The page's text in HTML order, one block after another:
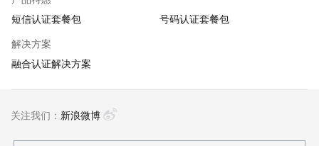
短信认证套餐包
号码认证套餐包
解决方案
融合认证解决方案
关注我们： 新浪微博